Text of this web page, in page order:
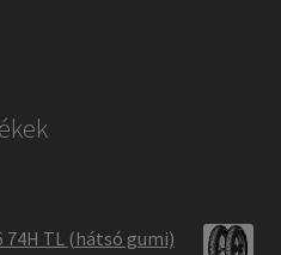
74H TL (hátsó gumi)